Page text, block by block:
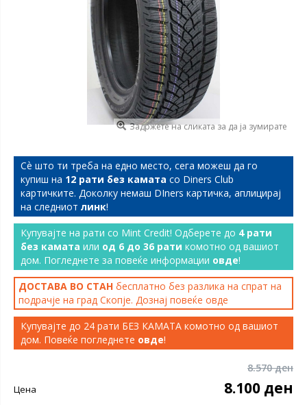
Задржете на сликата за да ја зумирате
Сѐ што ти треба на едно место, сега можеш да го
купиш на 12 рати без камата со Diners Club
картичките. Доколку немаш DIners картичка, аплицирај
на следниот линк!
Купувајте на рати со Mint Credit! Одберете до 4 рати
без камата или од 6 до 36 рати комотно од вашиот
дом. Погледнете за повеќе информации овде!
ДОСТАВА ВО СТАН бесплатно без разлика на спрат на
подрачје на град Скопје. Дознај повеќе овде
Купувајте до 24 рати БЕЗ КАМАТА комотно од вашиот
дом. Повеќе погледнете овде!
8.570 ден
Цена 8.100 ден